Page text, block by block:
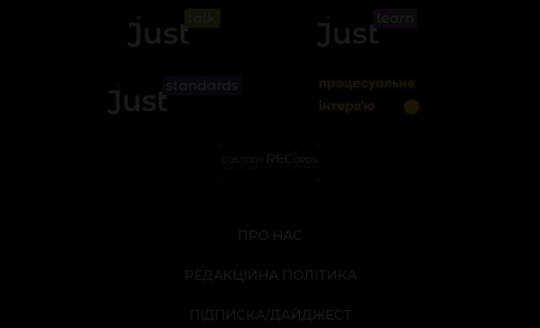
ПРО НАС
РЕДАКЦІЙНА ПОЛІТИКА
ПІДПИСКА/ДАЙДЖЕСТ